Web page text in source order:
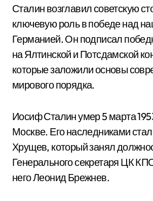
Сталин возглавил советскую
ключевую роль в победе над
Германией. Он подписал
на Ялтинской и Потсдамской
которые заложили основы
мирового порядка.
Иосиф Сталин умер 5 марта
Москве. Его наследниками
Хрущев, который занял
Генерального секретаря ЦК
него Леонид Брежнев.